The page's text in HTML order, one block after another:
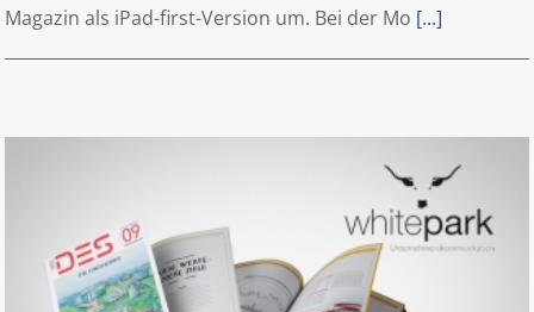
Magazin als iPad-first-Version um. Bei der Mo [...]